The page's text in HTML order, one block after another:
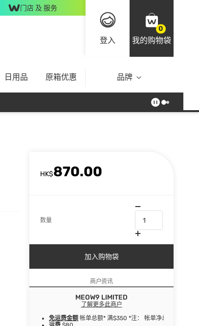
门店 及 服务
登入
0
我的购物袋
日用品 原箱优惠 品牌
HK$870.00
数量
加入购物袋
商户资讯
MEOW9 LIMITED
了解更多此商户
免运费金额 帐单总额* 满$350 *注： 帐单净总额指扣除